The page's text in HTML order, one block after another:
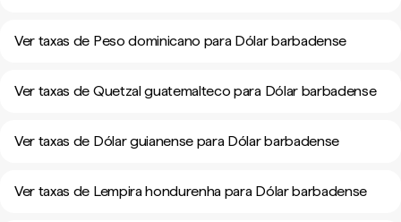
Ver taxas de Peso dominicano para Dólar barbadense
Ver taxas de Quetzal guatemalteco para Dólar barbadense
Ver taxas de Dólar guianense para Dólar barbadense
Ver taxas de Lempira hondurenha para Dólar barbadense